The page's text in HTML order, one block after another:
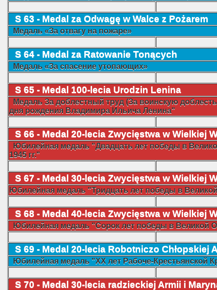
S 63 - Medal za Odwagę w Walce z Pożarem
Медаль «За отвагу на пожаре»
S 64 - Medal za Ratowanie Tonących
Медаль «За спасение утопающих»
S 65 - Medal 100-lecia Urodzin Lenina
Медаль За доблестный труд (За воинскую
дня рождения Владимира Ильича Ленина"
S 66 - Medal 20-lecia Zwycięstwa w Wielkiej
Юбилейная медаль "Двадцать лет победы в
1945 гг."
S 67 - Medal 30-lecia Zwycięstwa w Wielkiej
Юбилейная медаль "Тридцать лет победы в Великой
S 68 - Medal 40-lecia Zwycięstwa w Wielkiej
Юбилейная медаль "Сорок лет победы в Великой
S 69 - Medal 20-lecia Robotniczo Chłopskiej
Юбилейная медаль "ХХ лет Рабоче-Крестьянской
S 70 - Medal 30-lecia radzieckiej Armii i